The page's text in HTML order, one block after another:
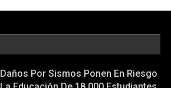
Daños Por Sismos Ponen En Riesgo